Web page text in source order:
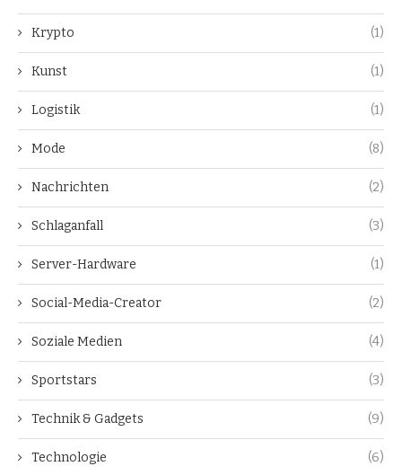
Krypto (1)
Kunst (1)
Logistik (1)
Mode (8)
Nachrichten (2)
Schlaganfall (3)
Server-Hardware (1)
Social-Media-Creator (2)
Soziale Medien (4)
Sportstars (3)
Technik & Gadgets (9)
Technologie (6)